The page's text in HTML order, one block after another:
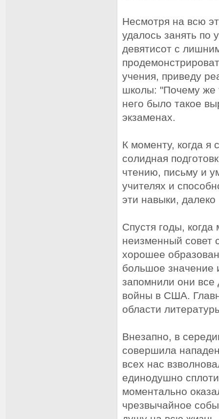
Несмотря на всю
удалось занять по
девятисот с
учения, приведу
школы: "Почему же
него было такое
экзаменах.
К моменту, когда я
солидная
чтению, письму и
учителях и
эти навыки, далеко
Спустя годы,
неизменный совет
хорошее
большое значение
запомнили они все
войны в США.
области
Внезапно, в
совершила
всех нас
единодушно
моментально
чрезвычайное